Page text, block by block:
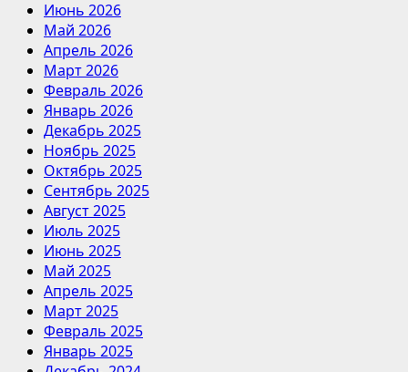
Июнь 2026
Май 2026
Апрель 2026
Март 2026
Февраль 2026
Январь 2026
Декабрь 2025
Ноябрь 2025
Октябрь 2025
Сентябрь 2025
Август 2025
Июль 2025
Июнь 2025
Май 2025
Апрель 2025
Март 2025
Февраль 2025
Январь 2025